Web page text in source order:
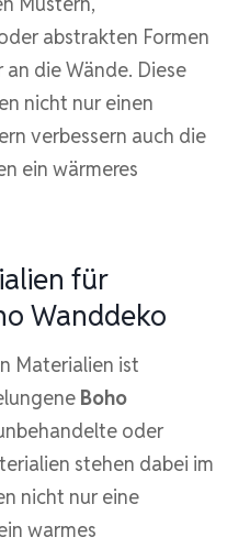
abstrakten Formen
die Wände. Diese
nicht nur einen
verbessern auch die
ein wärmeres
für
Wanddeko
Materialien ist
Boho
oder
stehen dabei im
nicht nur eine
warmes